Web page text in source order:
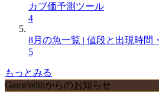
カブ価予測ツール
4
8月の魚一覧 | 値段と出現時間
5
もっとみる
GameWithからのお知らせ